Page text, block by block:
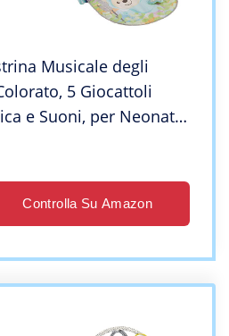
Musicale degli
5 Giocattoli
e Suoni, per Neonati
Controlla Su Amazon